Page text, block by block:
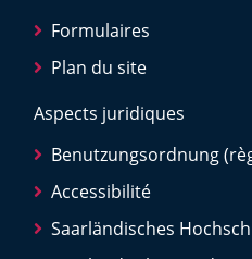
Formulaires
Plan du site
Aspects juridiques
Benutzungsordnung
Accessibilité
Saarländisches